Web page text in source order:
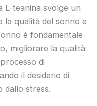
L-teanina svolge un
la qualità del sonno e
è fondamentale
migliorare la qualità
di
il desiderio di
dallo stress.